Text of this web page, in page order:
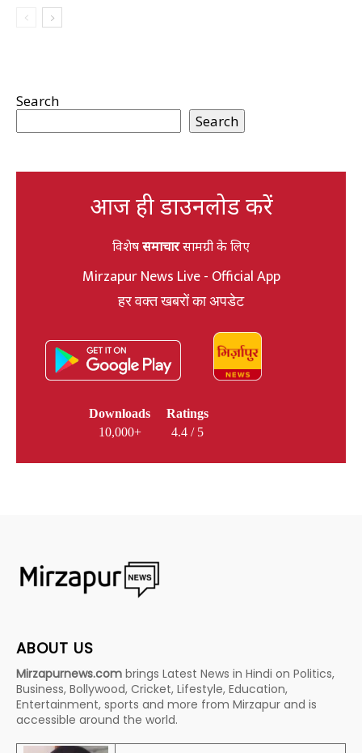
Search
Search
आज ही डाउनलोड करें
विशेषसमाचारसामग्री के लिए
Mirzapur News Live - Official App
हर वक्त खबरों का अपडेट
Downloads
10,000+
Ratings
4.4 / 5
ABOUT US
Mirzapurnews.com brings Latest News in Hindi on Politics,
Business, Bollywood, Cricket, Lifestyle, Education,
Entertainment, sports and more from Mirzapur and is
accessible around the world.